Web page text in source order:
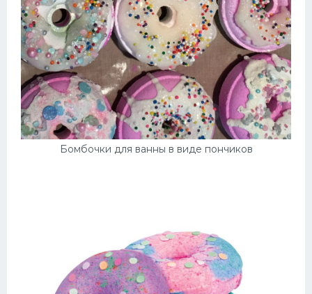
Бомбочки для ванны в виде пончиков